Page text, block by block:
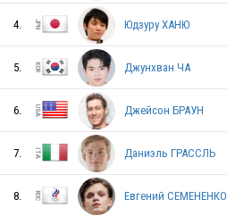
USA
NED
4. Юдзуру ХАНЮ
5. Джунхван ЧА
6. Джейсон БРАУН
7. Даниэль ГРАССЛЬ
8. Евгений СЕМЕНЕНКО